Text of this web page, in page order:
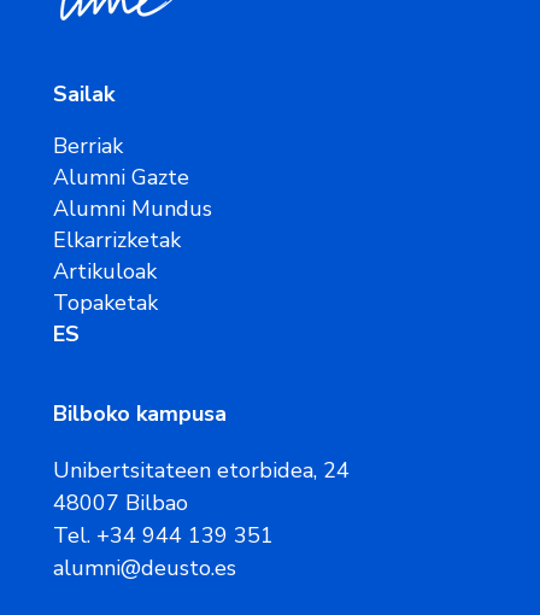
Sailak
Berriak
Alumni Gazte
Alumni Mundus
Elkarrizketak
Artikuloak
Topaketak
ES
Bilboko kampusa
Unibertsitateen etorbidea, 24
48007 Bilbao
Tel. +34 944 139 351
alumni@deusto.es